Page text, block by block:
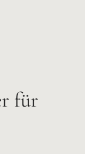
für